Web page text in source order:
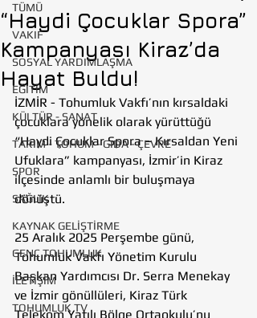
TÜMÜ
VAKIF
SOSYAL YARDIMLAŞMA
EĞİTİM
KÜLTÜR - SANAT
TARIM - TOHUM - GIDA - ÇEVRE
SPOR
SAĞLIK
KAYNAK GELİŞTİRME
GENÇ TOHUMLUK
İLETİŞİM
TOHUMLUK TV
“Haydi Çocuklar Spora”
Kampanyası Kiraz’da
Hayat Buldu!
İZMİR - Tohumluk Vakfı’nın kırsaldaki
çocuklara yönelik olarak yürüttüğü
“Haydi Çocuklar Spora – Kırsaldan Yeni
Ufuklara” kampanyası, İzmir’in Kiraz
ilçesinde anlamlı bir buluşmaya
dönüştü.
25 Aralık 2025 Perşembe günü,
Tohumluk Vakfı Yönetim Kurulu
Başkan Yardımcısı Dr. Serra Menekay
ve İzmir gönüllüleri, Kiraz Türk
Telekom Yatılı Bölge Ortaokulu’nu